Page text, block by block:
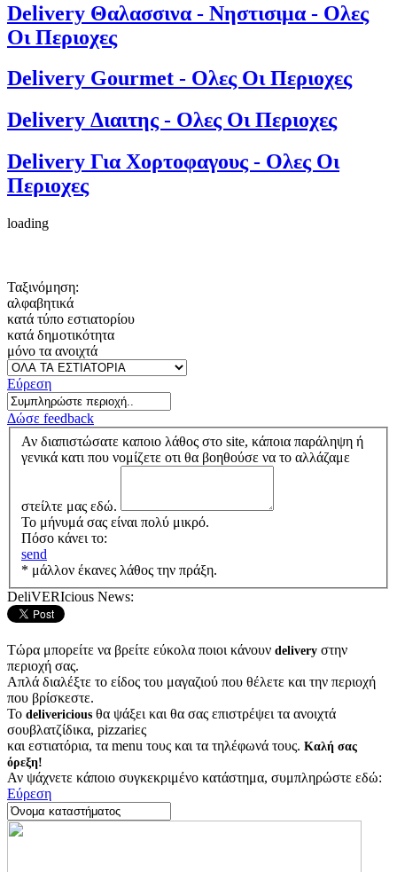
Delivery Θαλασσινα - Νηστισιμα - Ολες
Οι Περιοχες
Delivery Gourmet - Ολες Οι Περιοχες
Delivery Διαιτης - Ολες Οι Περιοχες
Delivery Για Χορτοφαγους - Ολες Οι
Περιοχες
loading
Ταξινόμηση:
αλφαβητικά
κατά τύπο εστιατορίου
κατά δημοτικότητα
μόνο τα ανοιχτά
Εύρεση
Δώσε feedback
Αν διαπιστώσατε καποιο λάθος στο site, κάποια παράληψη ή
γενικά κατι που νομίζετε οτι θα βοηθούσε να το αλλάζαμε
στείλτε μας εδώ.
Το μήνυμά σας είναι πολύ μικρό.
Πόσο κάνει το:
send
* μάλλον έκανες λάθος την πράξη.
DeliVERIcious News:
Τώρα μπορείτε να βρείτε εύκολα ποιοι κάνουν delivery στην
περιοχή σας.
Απλά διαλέξτε το είδος του μαγαζιού που θέλετε και την περιοχή
που βρίσκεστε.
Το delivericious θα ψάξει και θα σας επιστρέψει τα ανοιχτά
σουβλατζίδικα, pizzariες
και εστιατόρια, τα menu τους και τα τηλέφωνά τους. Καλή σας
όρεξη!
Αν ψάχνετε κάποιο συγκεκριμένο κατάστημα, συμπληρώστε εδώ:
Εύρεση